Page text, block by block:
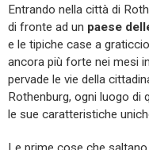
Entrando nella città di
di fronte ad un paese
e le tipiche case a
ancora più forte nei mesi
pervade le vie della
Rothenburg, ogni luogo di
le sue caratteristiche